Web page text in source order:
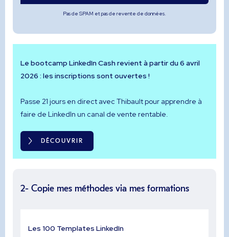
Pas de SPAM et pas de revente de données.
Le bootcamp LinkedIn Cash revient à partir du 6 avril
2026 : les inscriptions sont ouvertes !
Passe 21 jours en direct avec Thibault pour apprendre à
faire de LinkedIn un canal de vente rentable.
DÉCOUVRIR
2- Copie mes méthodes via mes formations
Les 100 Templates LinkedIn